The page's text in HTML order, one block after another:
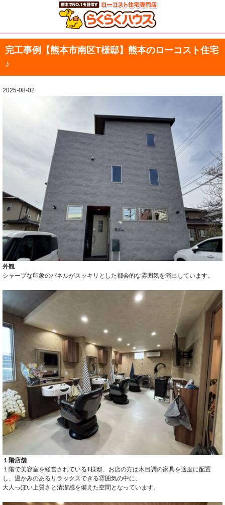
完工事例【熊本市南区T様邸】熊本のローコスト住宅
♪
2025-08-02
外観
シャープな印象のパネルがスッキリとした都会的な雰囲気を演出しています。
１階店舗
１階で美容室を経営されているT様邸、お店の方は木目調の家具を適度に配置
し、温かみのあるリラックスできる雰囲気の中に、
大人っぽい上質さと清潔感を備えた空間となっています。